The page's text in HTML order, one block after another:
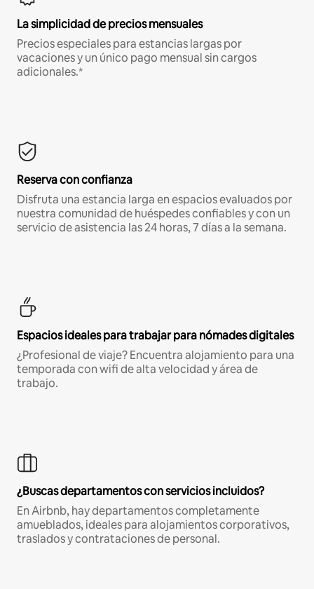
La simplicidad de precios mensuales
Precios especiales para estancias largas por
vacaciones y un único pago mensual sin cargos
adicionales.*
Reserva con confianza
Disfruta una estancia larga en espacios evaluados por
nuestra comunidad de huéspedes confiables y con un
servicio de asistencia las 24 horas, 7 días a la semana.
Espacios ideales para trabajar para nómades digitales
¿Profesional de viaje? Encuentra alojamiento para una
temporada con wifi de alta velocidad y área de
trabajo.
¿Buscas departamentos con servicios incluidos?
En Airbnb, hay departamentos completamente
amueblados, ideales para alojamientos corporativos,
traslados y contrataciones de personal.